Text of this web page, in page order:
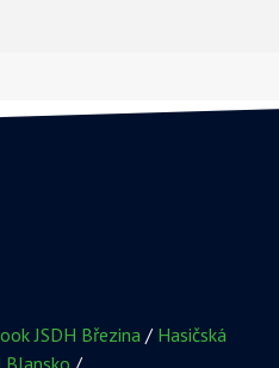
JSDH Březina / Hasičská
Blansko /